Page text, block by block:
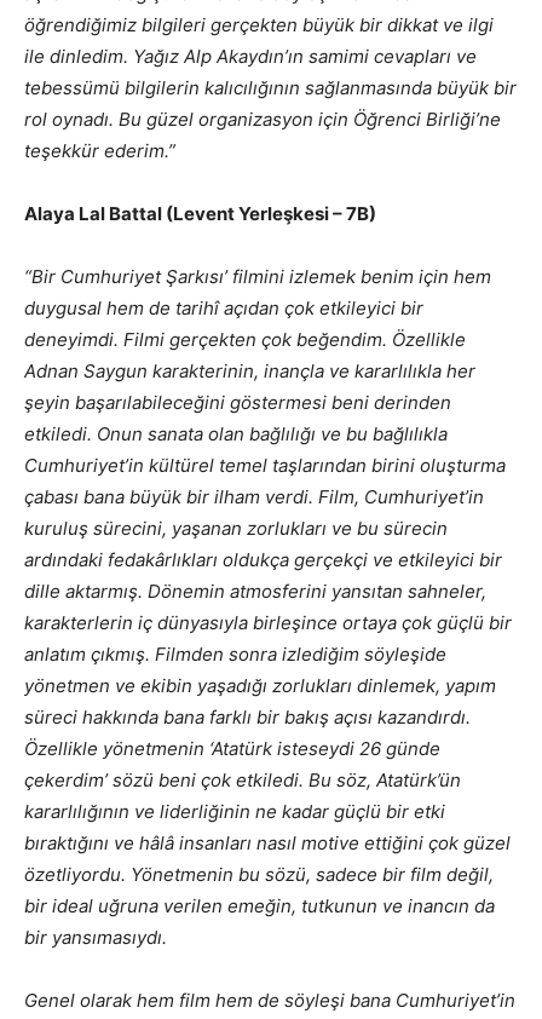
öğrendiğimiz bilgileri gerçekten büyük bir dikkat ve ilgi
ile dinledim. Yağız Alp Akaydın’ın samimi cevapları ve
tebessümü bilgilerin kalıcılığının sağlanmasında büyük bir
rol oynadı. Bu güzel organizasyon için Öğrenci Birliği’ne
teşekkür ederim.”
Alaya Lal Battal (Levent Yerleşkesi – 7B)
“Bir Cumhuriyet Şarkısı’ filmini izlemek benim için hem
duygusal hem de tarihî açıdan çok etkileyici bir
deneyimdi. Filmi gerçekten çok beğendim. Özellikle
Adnan Saygun karakterinin, inançla ve kararlılıkla her
şeyin başarılabileceğini göstermesi beni derinden
etkiledi. Onun sanata olan bağlılığı ve bu bağlılıkla
Cumhuriyet’in kültürel temel taşlarından birini oluşturma
çabası bana büyük bir ilham verdi. Film, Cumhuriyet’in
kuruluş sürecini, yaşanan zorlukları ve bu sürecin
ardındaki fedakârlıkları oldukça gerçekçi ve etkileyici bir
dille aktarmış. Dönemin atmosferini yansıtan sahneler,
karakterlerin iç dünyasıyla birleşince ortaya çok güçlü bir
anlatım çıkmış. Filmden sonra izlediğim söyleşide
yönetmen ve ekibin yaşadığı zorlukları dinlemek, yapım
süreci hakkında bana farklı bir bakış açısı kazandırdı.
Özellikle yönetmenin ‘Atatürk isteseydi 26 günde
çekerdim’ sözü beni çok etkiledi. Bu söz, Atatürk’ün
kararlılığının ve liderliğinin ne kadar güçlü bir etki
bıraktığını ve hâlâ insanları nasıl motive ettiğini çok güzel
özetliyordu. Yönetmenin bu sözü, sadece bir film değil,
bir ideal uğruna verilen emeğin, tutkunun ve inancın da
bir yansımasıydı.
Genel olarak hem film hem de söyleşi bana Cumhuriyet’in